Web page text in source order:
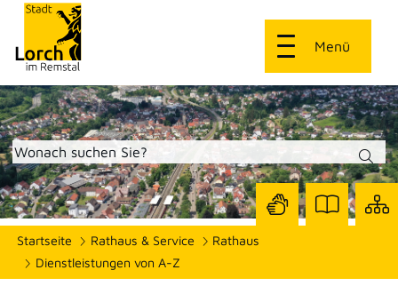
Menü
Startseite Rathaus & Service
Rathaus
Dienstleistungen von A-Z
Seite